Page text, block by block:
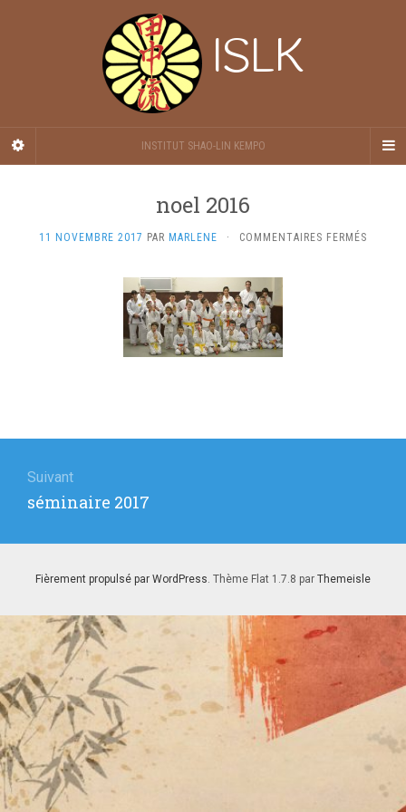
ISLK
INSTITUT SHAO-LIN KEMPO
noel 2016
11 NOVEMBRE 2017 PAR MARLENE · COMMENTAIRES FERMÉS
de
l’article
Suivant
Article
:
séminaire 2017
Fièrement propulsé par WordPress. Thème Flat 1.7.8 par Themeisle